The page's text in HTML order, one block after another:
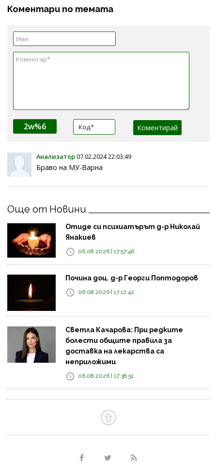
Коментари по темата
2w%6
Анализатор07.02.2024 22:03:49
Браво на МУ-Варна
Още от Новини
Отиде си психиатърът д-р Николай
Янакиев
06.08.2026 | 17:57:46
Почина доц. д-р Георги Поптодоров
06.08.2026 | 17:12:42
Светла Качарова: При редките
болести общите правила за
доставка на лекарства са
неприложими
06.08.2026 | 17:38:51